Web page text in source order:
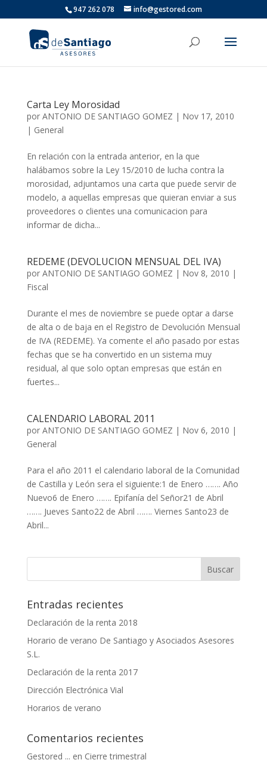
947 262 078 info@gestored.com
Carta Ley Morosidad
por ANTONIO DE SANTIAGO GOMEZ | Nov 17, 2010
| General
En relación con la entrada anterior, en la que
halábamos sobre la Ley 15/2010 de lucha contra la
morosidad, adjuntamos una carta que puede servir de
modelo, a aquellas empresas que quieran enviar a sus
proveedores o clientes una comunicacion para
informar de dicha...
REDEME (DEVOLUCION MENSUAL DEL IVA)
por ANTONIO DE SANTIAGO GOMEZ | Nov 8, 2010 |
Fiscal
Durante el mes de noviembre se puede optar a darse
de alta o de baja en el Registro de Devolución Mensual
de IVA (REDEME). Ya comente el año pasado por estas
fechas que se ha convertido en un sistema muy
residual, al que solo optan empresas que están en
fuertes...
CALENDARIO LABORAL 2011
por ANTONIO DE SANTIAGO GOMEZ | Nov 6, 2010 |
General
Para el año 2011 el calendario laboral de la Comunidad
de Castilla y León sera el siguiente:1 de Enero ……. Año
Nuevo6 de Enero ……. Epifanía del Señor21 de Abril
……. Jueves Santo22 de Abril ……. Viernes Santo23 de
Abril...
Entradas recientes
Declaración de la renta 2018
Horario de verano De Santiago y Asociados Asesores
S.L.
Declaración de la renta 2017
Dirección Electrónica Vial
Horarios de verano
Comentarios recientes
Gestored ... en Cierre trimestral